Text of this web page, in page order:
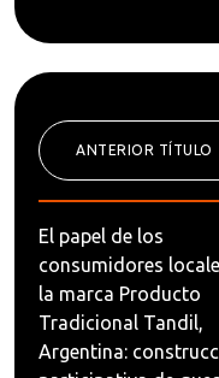
ANTERIOR TÍTULO
El papel de los
consumidores
la marca Producto
Tradicional Tandil,
Argentina: